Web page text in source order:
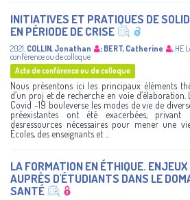
INITIATIVES ET PRATIQUES DE
EN PÉRIODE DE CRISE
2021, COLLIN, Jonathan ; BERT, Catherine , HE
conférence ou de colloque
Acte de conférence ou de colloque
Nous présentons ici les principaux éléments
d’un proj et de recherche en voie
Covid -19 bouleverse les modes de vie de
préexistantes ont été exacerbées, privant
desressources nécessaires pour mener une
Écoles, des enseignants et ...
LA FORMATION EN ÉTHIQUE.
AUPRÈS D'ÉTUDIANTS DANS LE
SANTÉ